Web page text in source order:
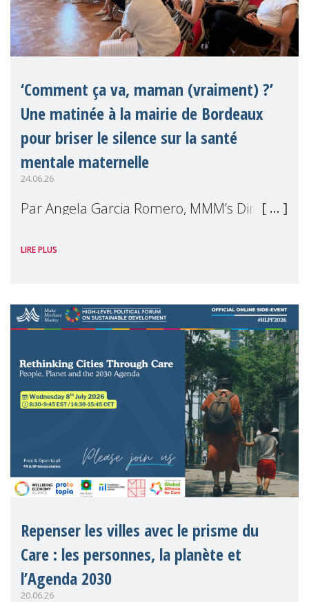
‘Comment ça va, maman (vraiment) ?’
Une matinée à la mairie de Bordeaux
pour briser le silence sur la santé
mentale maternelle
24.06.26
Par Angela Garcia Romero, MMM’s Director
vécu une matinée unique, avec le corps et
inspirante, où nous, les mères, nous somm
LIRE PLUS
Repenser les villes avec le prisme du
Care : les personnes, la planète et
l’Agenda 2030
20.06.26